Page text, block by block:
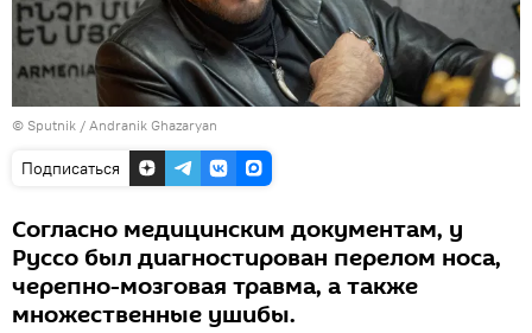
© Sputnik / Andranik Ghazaryan
Подписаться
Согласно медицинским документам, у
Руссо был диагностирован перелом носа,
черепно-мозговая травма, а также
множественные ушибы.